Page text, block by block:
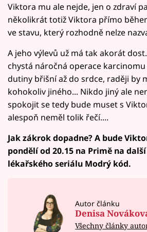
Viktora mu ale nejde, jen o zdraví
několikrát totiž Viktora přímo
ve stavu, který rozhodně nelze
A jeho výlevů už má tak akorát
chystá náročná operace
dutiny břišní až do srdce, raději by
kohokoliv jiného... Nikdo jiný ale
spokojit se tedy bude muset s
alespoň neměl tolik řečí....
Jak zákrok dopadne? A bude
pondělí od 20.15 na Primě na
lékařského seriálu Modrý kód.
Autor článku
Denisa
Všechny články